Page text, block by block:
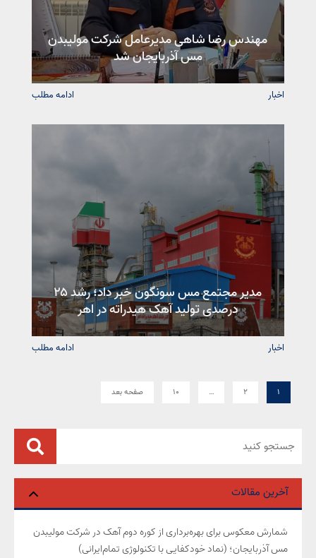
آخرین مقالات
شمارش معکوس برای بهره‌برداری از کوره دوم آهک در شرکت مولیبدن
مس آذربایجان؛ (نماد خودکفایی با تکنولوژی تمام‌ایرانی)
مهندس رضا شاهی مدیرعامل شرکت مولیبدن
مس آذربایجان شد
اخبار ادامه مطلب
مدیر مجتمع مس سونگون خبر داد؛ رشد ۲۵
درصدی تولید آهک هیدراته در اهر
اخبار ادامه مطلب
۱ ۲ … ۱۰ صفحه بعد